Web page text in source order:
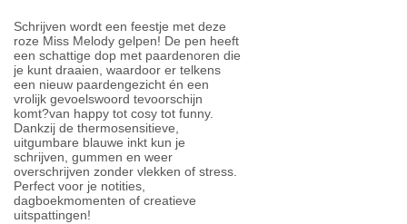
Schrijven wordt een feestje met deze
roze Miss Melody gelpen! De pen heeft
een schattige dop met paardenoren die
je kunt draaien, waardoor er telkens
een nieuw paardengezicht én een
vrolijk gevoelswoord tevoorschijn
komt?van happy tot cosy tot funny.
Dankzij de thermosensitieve,
uitgumbare blauwe inkt kun je
schrijven, gummen en weer
overschrijven zonder vlekken of stress.
Perfect voor je notities,
dagboekmomenten of creatieve
uitspattingen!